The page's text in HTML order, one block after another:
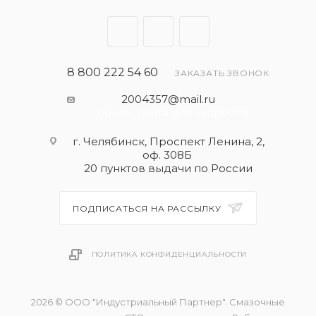
Porsche A40
Renault RN0700
MB 229.1
Рекомендации
Fiat 9.55535-H2
8 800 222 54 60 ЗАКАЗАТЬ ЗВОНОК
2004357@mail.ru
г. Челябинск, Проспект Ленина, 2,
оф. 308Б
20 пунктов выдачи по России
ПОДПИСАТЬСЯ НА РАССЫЛКУ
ПОЛИТИКА КОНФИДЕНЦИАЛЬНОСТИ
2026 © ООО "Индустриальный Партнер". Смазочные